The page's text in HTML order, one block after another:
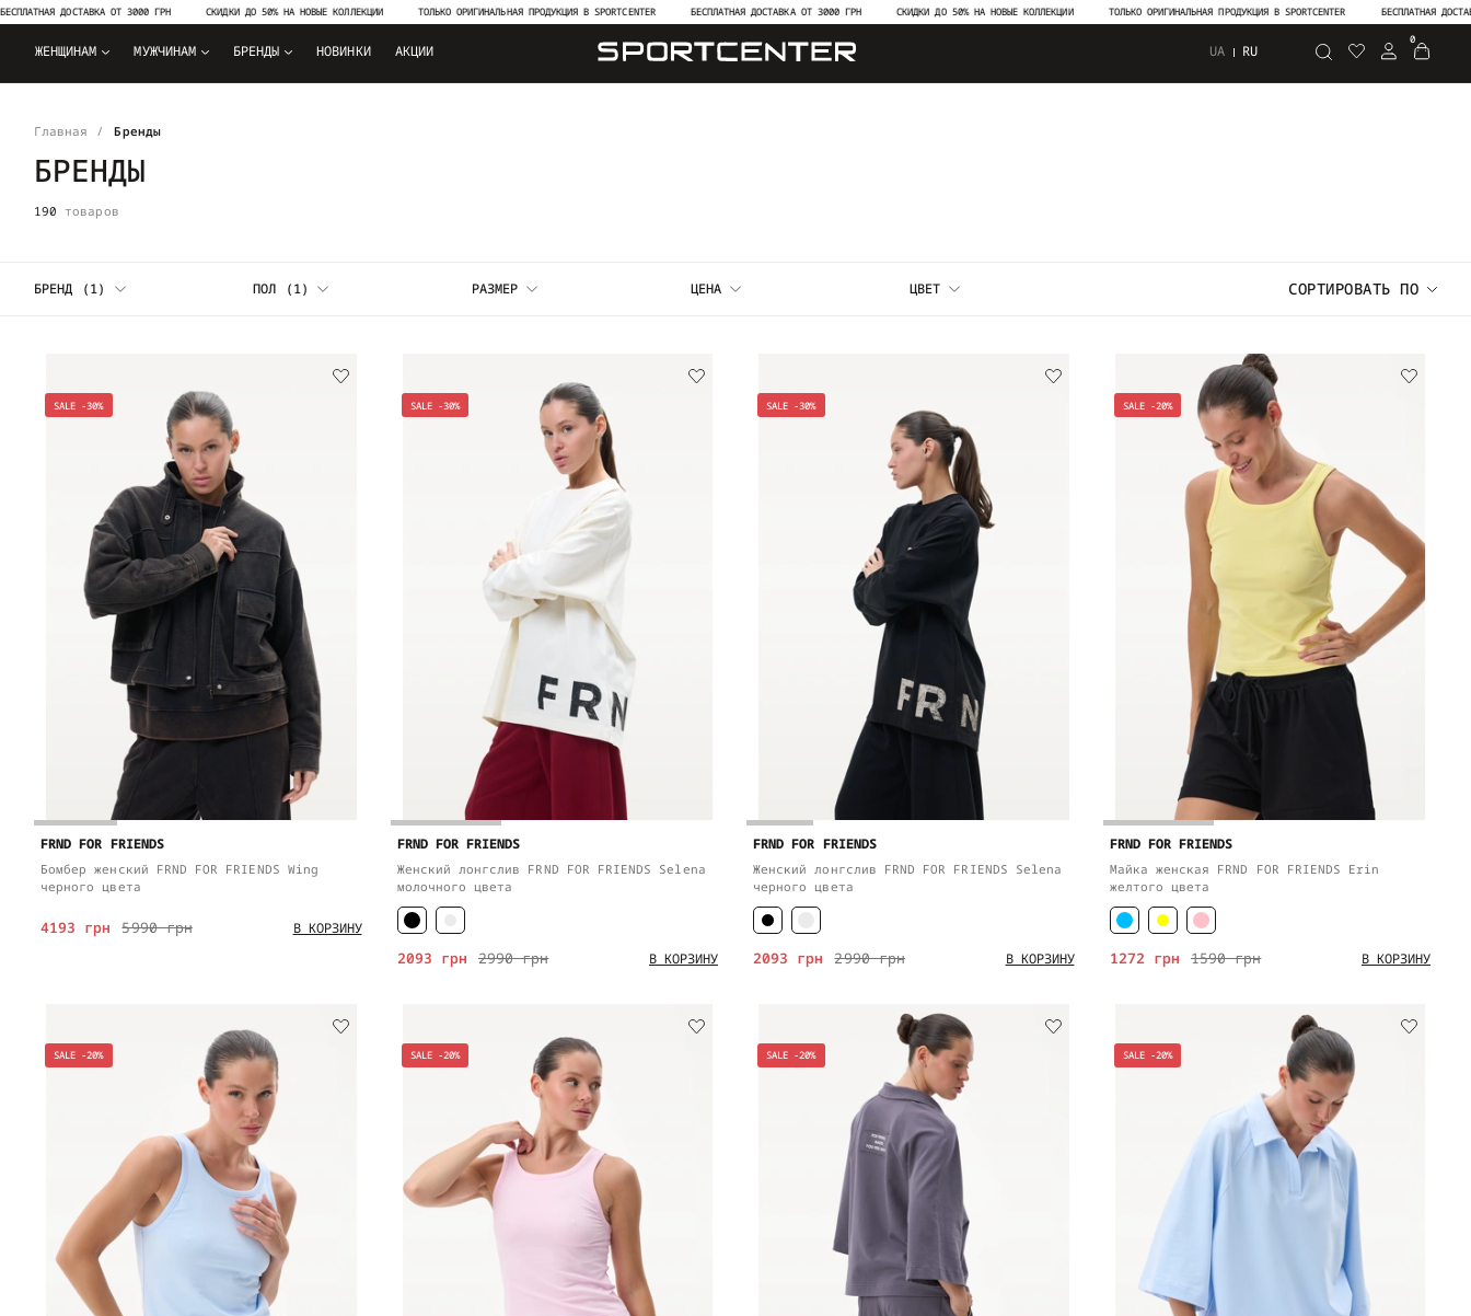
ДОСТАВКА ОТ 3000 ГРН СКИДКИ ДО 50% НА НОВЫЕ КОЛЛЕКЦИИ ТОЛЬКО ОРИГИНАЛЬНАЯ ПРОДУКЦИЯ В SPORTCENTER БЕСПЛАТНАЯ ДОСТАВКА ОТ 3000 ГРН СКИДКИ ДО 50% НА НОВЫЕ КОЛЛЕКЦИИ ТОЛЬКО ОРИГИНАЛЬНАЯ ПРОДУКЦИЯ В SPORTCENTER БЕСПЛАТНАЯ ДОСТАВКА ОТ
ЖЕНЩИНАМ МУЖЧИНАМ БРЕНДЫ НОВИНКИ АКЦИИ UA RU Поиск
0
Главная Бренды
БРЕНДЫ
190 товаров
БРЕНД (1) ПОЛ (1) РАЗМЕР ЦЕНА ЦВЕТ СОРТИРОВАТЬ ПО
SALE -30%
FRND FOR FRIENDS
Бомбер женский FRND FOR FRIENDS Wing
черного цвета
5990 грн
4193 грн В КОРЗИНУ
SALE -30%
FRND FOR FRIENDS
Женский лонгслив FRND FOR FRIENDS Selena
молочного цвета
2990 грн
2093 грн В КОРЗИНУ
SALE -30%
FRND FOR FRIENDS
Женский лонгслив FRND FOR FRIENDS Selena
черного цвета
2990 грн
2093 грн В КОРЗИНУ
SALE -20%
FRND FOR FRIENDS
Майка женская FRND FOR FRIENDS Erin
желтого цвета
1590 грн
1272 грн В КОРЗИНУ
SALE -20% SALE -20% SALE -20% SALE -20%